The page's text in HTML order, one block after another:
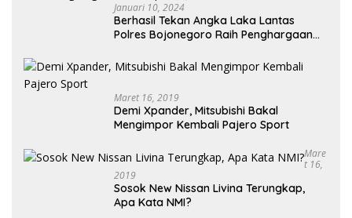
Januari 10, 2024
Berhasil Tekan Angka Laka Lantas
Polres Bojonegoro Raih Penghargaan
Maret 16, 2019
Demi Xpander, Mitsubishi Bakal
Mengimpor Kembali Pajero Sport
Mare
T 16,
2019
Sosok New Nissan Livina Terungkap,
Apa Kata NMI?